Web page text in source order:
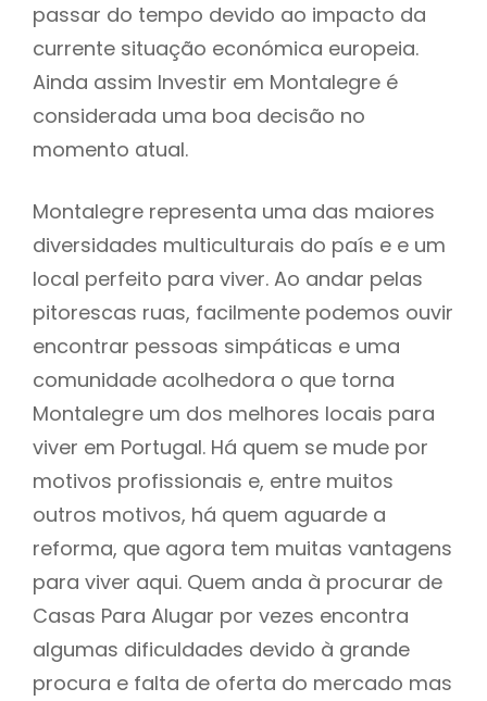
passar do tempo devido ao impacto da
currente situação económica europeia.
Ainda assim Investir em Montalegre é
considerada uma boa decisão no
momento atual.
Montalegre representa uma das maiores
diversidades multiculturais do país e e um
local perfeito para viver. Ao andar pelas
pitorescas ruas, facilmente podemos ouvir
encontrar pessoas simpáticas e uma
comunidade acolhedora o que torna
Montalegre um dos melhores locais para
viver em Portugal. Há quem se mude por
motivos profissionais e, entre muitos
outros motivos, há quem aguarde a
reforma, que agora tem muitas vantagens
para viver aqui. Quem anda à procurar de
Casas Para Alugar por vezes encontra
algumas dificuldades devido à grande
procura e falta de oferta do mercado mas